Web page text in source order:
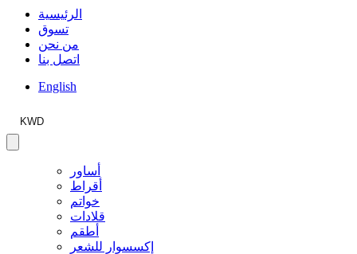
الرئيسية
تسوق
من نحن
اتصل بنا
English
KWD
أساور
أقراط
خواتم
قلادات
أطقم
إكسسوار للشعر